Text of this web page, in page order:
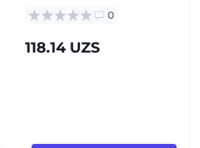
0
118.14 UZS